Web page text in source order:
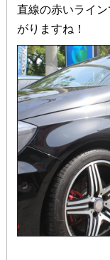
直線の赤いライ
がりますね！